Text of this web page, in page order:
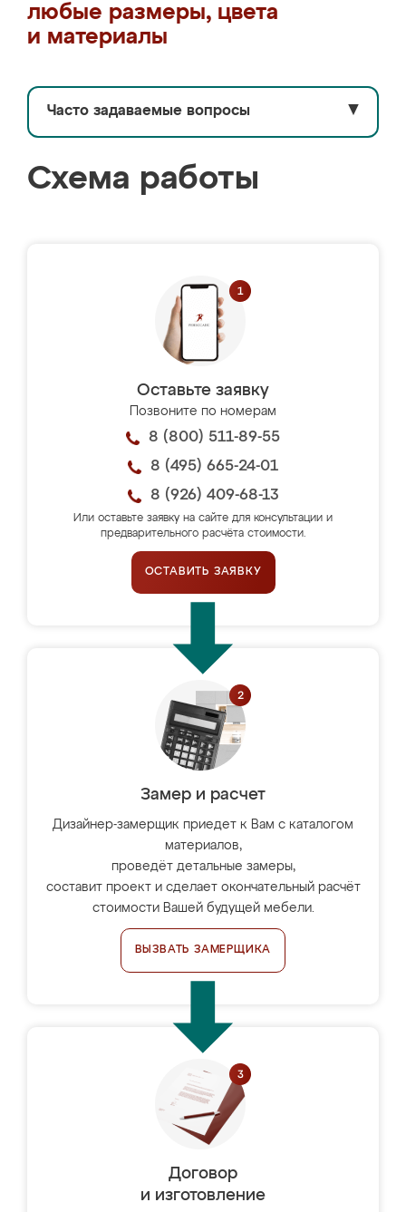
любые размеры, цвета
и материалы
Часто задаваемые вопросы ▼
Схема работы
Оставьте заявку
Позвоните по номерам
8 (800) 511-89-55
8 (495) 665-24-01
8 (926) 409-68-13
Или оставьте заявку на сайте для консультации и
предварительного расчёта стоимости.
ОСТАВИТЬ ЗАЯВКУ
Замер и расчет
Дизайнер-замерщик приедет к Вам с каталогом
материалов,
проведёт детальные замеры,
составит проект и сделает окончательный расчёт
стоимости Вашей будущей мебели.
ВЫЗВАТЬ ЗАМЕРЩИКА
Договор
и изготовление